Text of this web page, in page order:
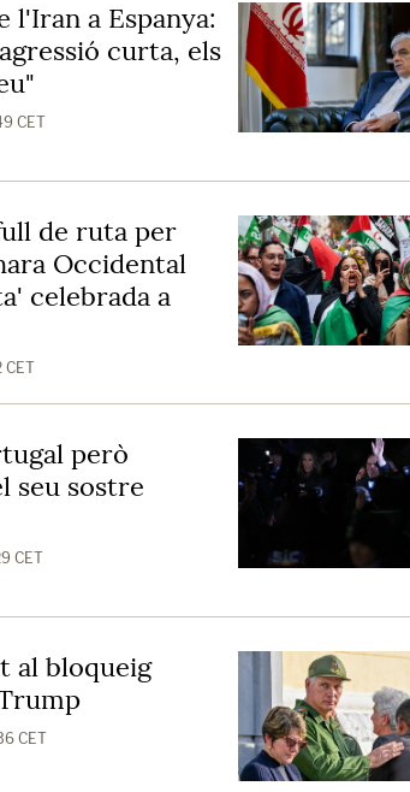
l'Iran a Espanya:
curta, els
CET
de ruta per
Occidental
celebrada a
CET
però
seu sostre
CET
al bloqueig
CET